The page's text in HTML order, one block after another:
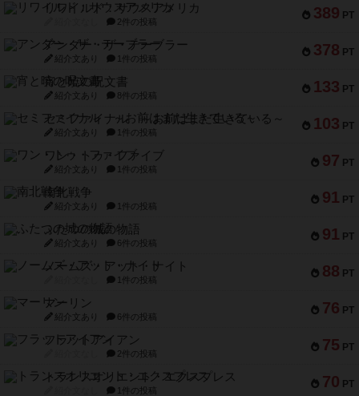
389 PT
リワイルド：サウスアメリカ
2件の投稿
378 PT
アンダー・ザ・テーブラー
紹介文あり 1件の投稿
133 PT
宵と暁の呪文書
紹介文あり 8件の投稿
103 PT
セミファイナル ～お前はまだ生きている～
紹介文あり 1件の投稿
97 PT
ワン・トゥ・ファイブ
紹介文あり 1件の投稿
91 PT
南北戦争
紹介文あり 1件の投稿
91 PT
ふたつの城の物語
紹介文あり 6件の投稿
88 PT
ノームズ・アット・ナイト
1件の投稿
76 PT
マーリン
紹介文あり 6件の投稿
75 PT
フラットアイアン
2件の投稿
70 PT
トランスオリエント・エクスプレス
1件の投稿